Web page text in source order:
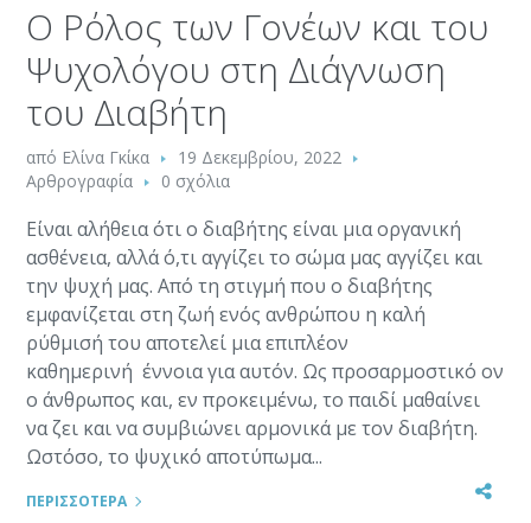
Ο Ρόλος των Γονέων και του
Ψυχολόγου στη Διάγνωση
του Διαβήτη
από Ελίνα Γκίκα
19 Δεκεμβρίου, 2022
Αρθρογραφία
0 σχόλια
Είναι αλήθεια ότι ο διαβήτης είναι μια οργανική
ασθένεια, αλλά ό,τι αγγίζει το σώμα μας αγγίζει και
την ψυχή μας. Από τη στιγμή που ο διαβήτης
εμφανίζεται στη ζωή ενός ανθρώπου η καλή
ρύθμισή του αποτελεί μια επιπλέον
καθημερινή έννοια για αυτόν. Ως προσαρμοστικό ον
ο άνθρωπος και, εν προκειμένω, το παιδί μαθαίνει
να ζει και να συμβιώνει αρμονικά με τον διαβήτη.
Ωστόσο, το ψυχικό αποτύπωμα...
ΠΕΡΙΣΣΟΤΕΡΑ